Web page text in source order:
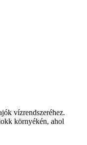
vízrendszeréhez.
környékén, ahol